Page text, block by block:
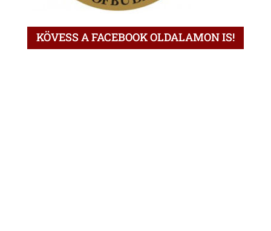
KÖVESS A FACEBOOK OLDALAMON IS!